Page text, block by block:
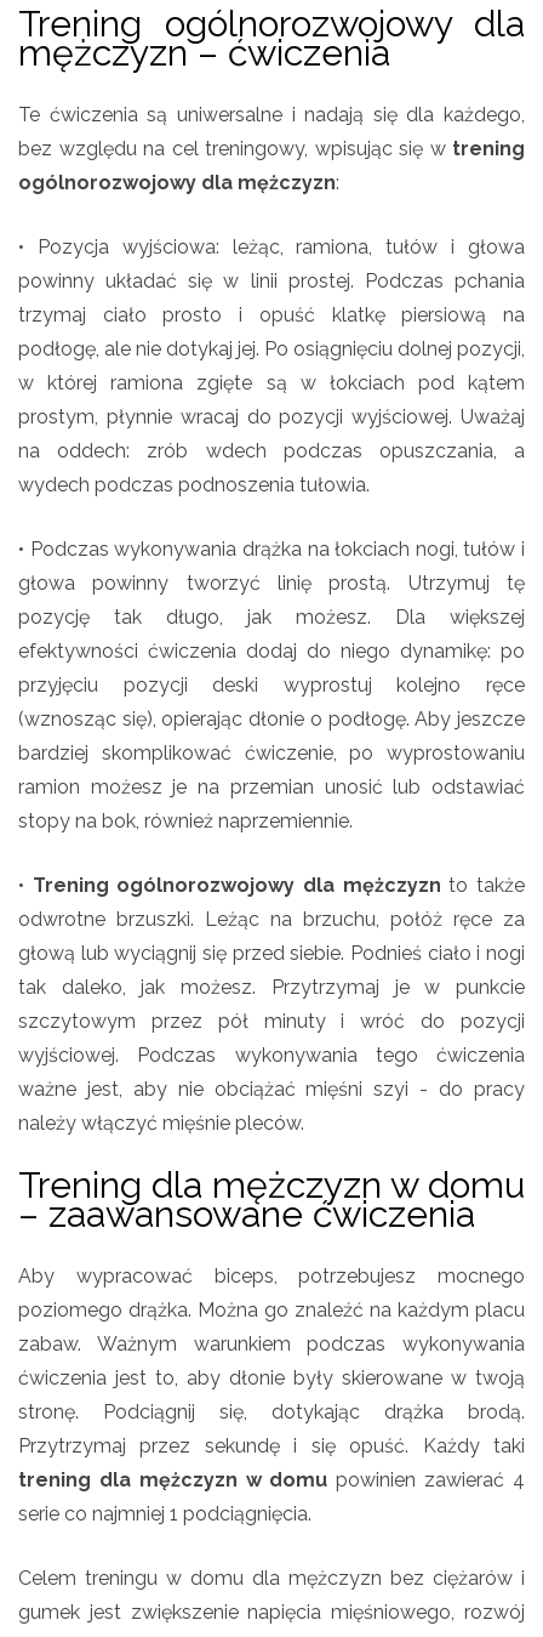
Trening ogólnorozwojowy dla
mężczyzn – ćwiczenia
Te ćwiczenia są uniwersalne i nadają się dla każdego,
bez względu na cel treningowy, wpisując się w trening
ogólnorozwojowy dla mężczyzn:
• Pozycja wyjściowa: leżąc, ramiona, tułów i głowa
powinny układać się w linii prostej. Podczas pchania
trzymaj ciało prosto i opuść klatkę piersiową na
podłogę, ale nie dotykaj jej. Po osiągnięciu dolnej pozycji,
w której ramiona zgięte są w łokciach pod kątem
prostym, płynnie wracaj do pozycji wyjściowej. Uważaj
na oddech: zrób wdech podczas opuszczania, a
wydech podczas podnoszenia tułowia.
• Podczas wykonywania drążka na łokciach nogi, tułów i
głowa powinny tworzyć linię prostą. Utrzymuj tę
pozycję tak długo, jak możesz. Dla większej
efektywności ćwiczenia dodaj do niego dynamikę: po
przyjęciu pozycji deski wyprostuj kolejno ręce
(wznosząc się), opierając dłonie o podłogę. Aby jeszcze
bardziej skomplikować ćwiczenie, po wyprostowaniu
ramion możesz je na przemian unosić lub odstawiać
stopy na bok, również naprzemiennie.
• Trening ogólnorozwojowy dla mężczyzn to także
odwrotne brzuszki. Leżąc na brzuchu, połóż ręce za
głową lub wyciągnij się przed siebie. Podnieś ciało i nogi
tak daleko, jak możesz. Przytrzymaj je w punkcie
szczytowym przez pół minuty i wróć do pozycji
wyjściowej. Podczas wykonywania tego ćwiczenia
ważne jest, aby nie obciążać mięśni szyi - do pracy
należy włączyć mięśnie pleców.
Trening dla mężczyzn w domu
– zaawansowane ćwiczenia
Aby wypracować biceps, potrzebujesz mocnego
poziomego drążka. Można go znaleźć na każdym placu
zabaw. Ważnym warunkiem podczas wykonywania
ćwiczenia jest to, aby dłonie były skierowane w twoją
stronę. Podciągnij się, dotykając drążka brodą.
Przytrzymaj przez sekundę i się opuść. Każdy taki
trening dla mężczyzn w domu powinien zawierać 4
serie co najmniej 1 podciągnięcia.
Celem treningu w domu dla mężczyzn bez ciężarów i
gumek jest zwiększenie napięcia mięśniowego, rozwój